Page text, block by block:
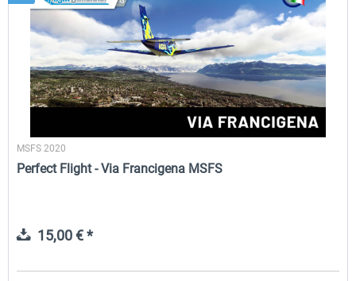
MSFS 2020
Perfect Flight - Via Francigena MSFS
15,00 € *